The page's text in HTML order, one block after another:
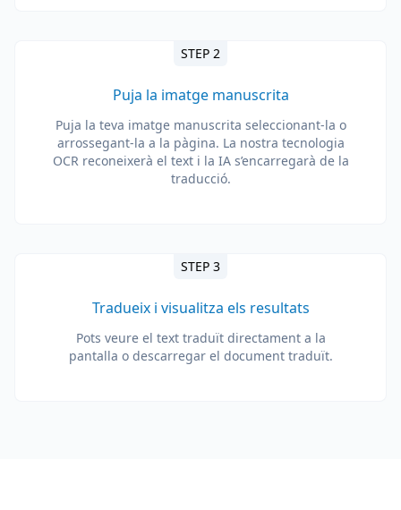
STEP 2
Puja la imatge manuscrita
Puja la teva imatge manuscrita seleccionant-la o
arrossegant-la a la pàgina. La nostra tecnologia
OCR reconeixerà el text i la IA s’encarregarà de la
traducció.
STEP 3
Tradueix i visualitza els resultats
Pots veure el text traduït directament a la
pantalla o descarregar el document traduït.